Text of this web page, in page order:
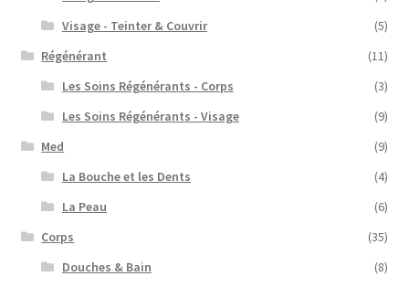
Visage - Teinter & Couvrir
(5)
Régénérant
(11)
Les Soins Régénérants - Corps
(3)
Les Soins Régénérants - Visage
(9)
Med
(9)
La Bouche et les Dents
(4)
La Peau
(6)
Corps
(35)
Douches & Bain
(8)